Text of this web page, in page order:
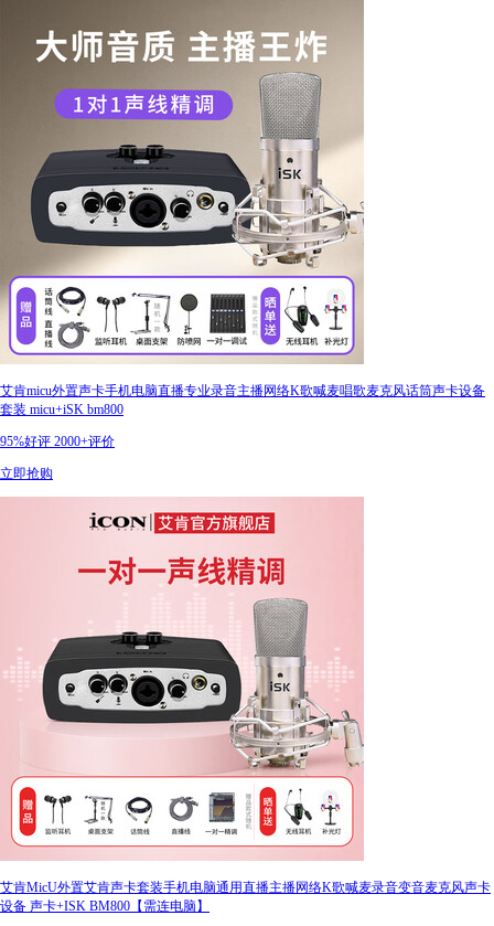
艾肯micu外置声卡手机电脑直播专业录音主播网络K歌喊麦唱歌麦克风话筒声卡设备
套装 micu+iSK bm800
95%好评 2000+评价
立即抢购
艾肯MicU外置艾肯声卡套装手机电脑通用直播主播网络K歌喊麦录音变音麦克风声卡
设备 声卡+ISK BM800【需连电脑】